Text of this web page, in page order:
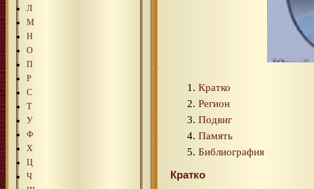
Л
М
Н
О
П
Р
С
Т
У
Ф
Х
Ц
Ч
Кратко
Регион
Подвиг
Память
Библиография
Кратко